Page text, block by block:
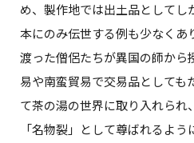
め、製作地では出土品としてし
本にのみ伝世する例も少なくあ
渡った僧侶たちが異国の師から
易や南蛮貿易で交易品としても
て茶の湯の世界に取り入れられ
「名物裂」として尊ばれるよう